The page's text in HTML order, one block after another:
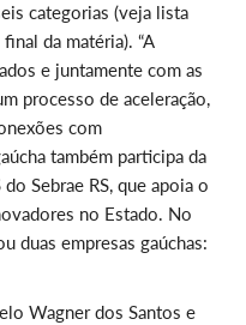
categorias (veja lista
da matéria). “A
e juntamente com as
processo de aceleração,
com
também participa da
Sebrae RS, que apoia o
no Estado. No
duas empresas gaúchas:
Wagner dos Santos e